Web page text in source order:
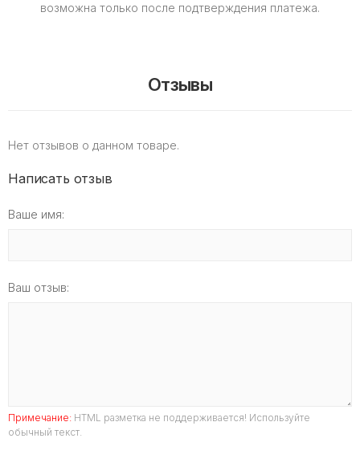
возможна только после подтверждения платежа.
Отзывы
Нет отзывов о данном товаре.
Написать отзыв
Ваше имя:
Ваш отзыв:
Примечание: HTML разметка не поддерживается! Используйте
обычный текст.